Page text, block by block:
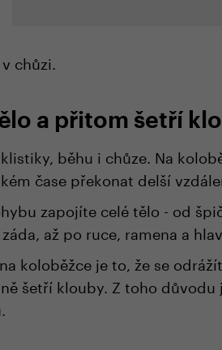
chůzi.
a přitom šetří
běhu i chůze. Na
čase překonat delší
zapojíte celé tělo - od
až po ruce, ramena a
koloběžce je to, že se
šetří klouby. Z toho důvodu